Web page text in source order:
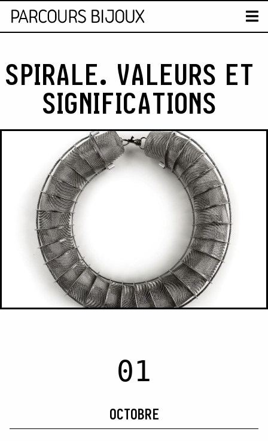
SPIRALE. VALEURS ET
SIGNIFICATIONS
01
OCTOBRE